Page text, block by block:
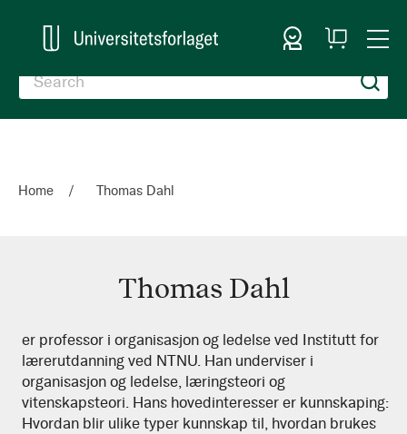
Sign In
My
Cart
Home Thomas Dahl
Thomas Dahl
Thomas
Dahl
er professor i organisasjon og ledelse ved Institutt for
lærerutdanning ved NTNU. Han underviser i
organisasjon og ledelse, læringsteori og
vitenskapsteori. Hans hovedinteresser er kunnskaping:
Hvordan blir ulike typer kunnskap til, hvordan brukes